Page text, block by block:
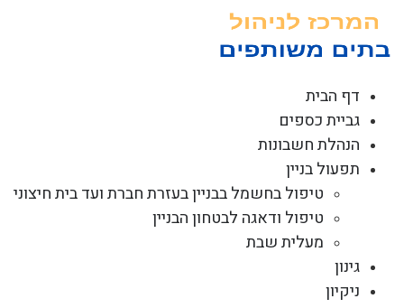
דף הבית
גביית כספים
הנהלת חשבונות
תפעול בניין
טיפול בחשמל בבניין בעזרת חברת ועד בית חיצוני
טיפול ודאגה לבטחון הבניין
מעלית שבת
גינון
ניקיון